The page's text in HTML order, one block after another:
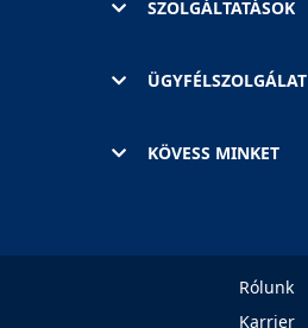
SZOLGÁLTATÁSOK
ÜGYFÉLSZOLGÁLAT
KÖVESS MINKET
Rólunk
Karrier